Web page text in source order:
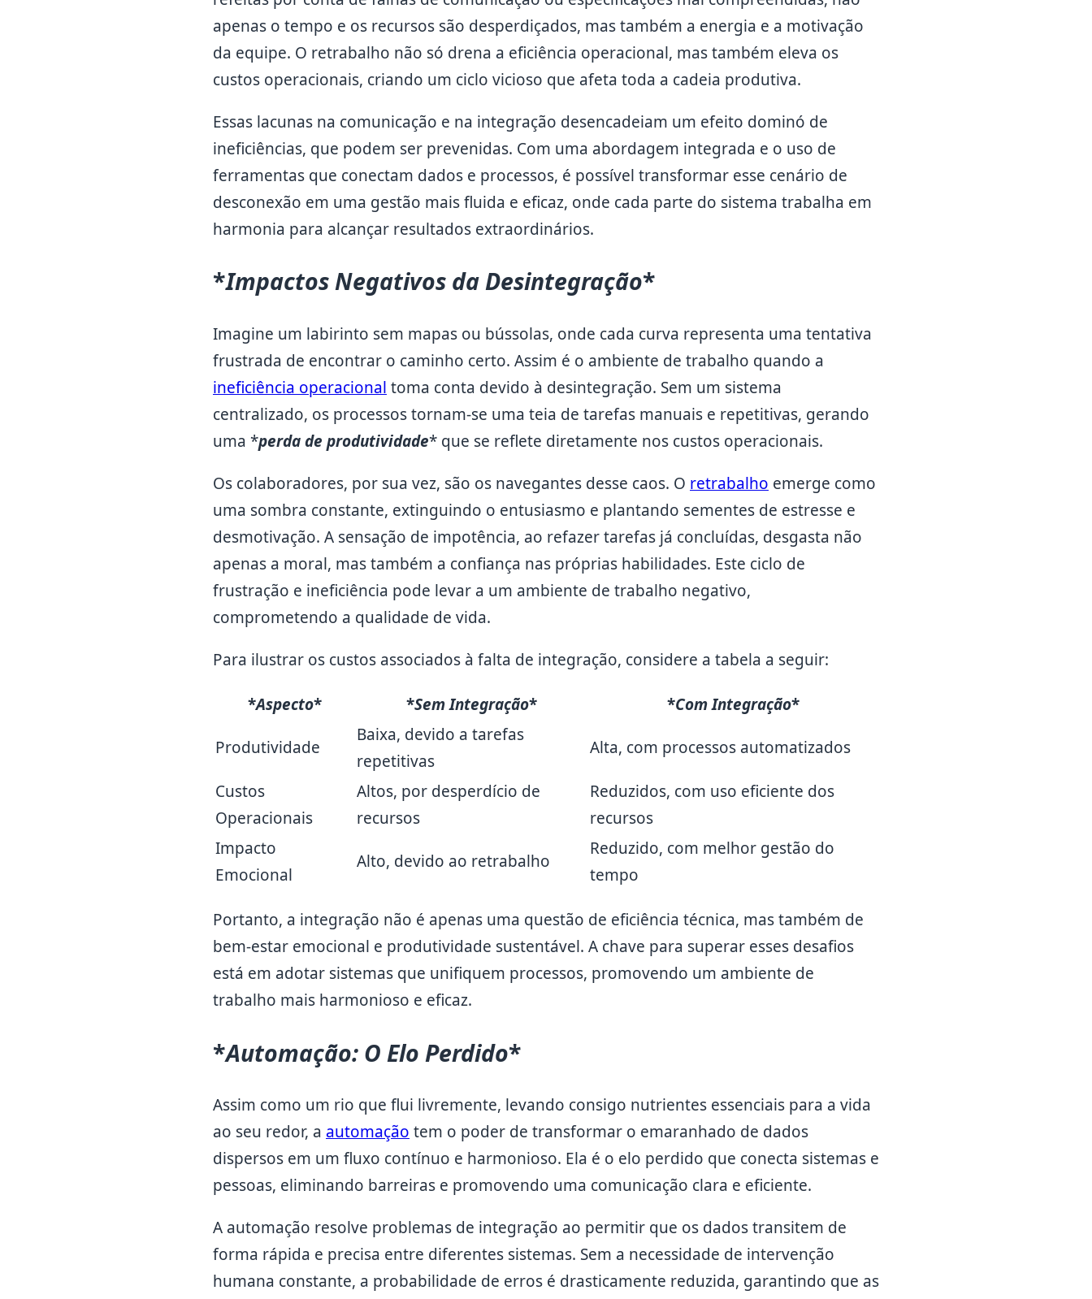
apenas o tempo e os recursos são desperdiçados, mas também a energia e a motivação
da equipe. O retrabalho não só drena a eficiência operacional, mas também eleva os
custos operacionais, criando um ciclo vicioso que afeta toda a cadeia produtiva.
Essas lacunas na comunicação e na integração desencadeiam um efeito dominó de
ineficiências, que podem ser prevenidas. Com uma abordagem integrada e o uso de
ferramentas que conectam dados e processos, é possível transformar esse cenário de
desconexão em uma gestão mais fluida e eficaz, onde cada parte do sistema trabalha em
harmonia para alcançar resultados extraordinários.
*Impactos Negativos da Desintegração*
Imagine um labirinto sem mapas ou bússolas, onde cada curva representa uma tentativa
frustrada de encontrar o caminho certo. Assim é o ambiente de trabalho quando a
ineficiência operacional toma conta devido à desintegração. Sem um sistema
centralizado, os processos tornam-se uma teia de tarefas manuais e repetitivas, gerando
uma *perda de produtividade* que se reflete diretamente nos custos operacionais.
Os colaboradores, por sua vez, são os navegantes desse caos. O retrabalho emerge como
uma sombra constante, extinguindo o entusiasmo e plantando sementes de estresse e
desmotivação. A sensação de impotência, ao refazer tarefas já concluídas, desgasta não
apenas a moral, mas também a confiança nas próprias habilidades. Este ciclo de
frustração e ineficiência pode levar a um ambiente de trabalho negativo,
comprometendo a qualidade de vida.
Para ilustrar os custos associados à falta de integração, considere a tabela a seguir:
*Aspecto* *SemIntegração* *ComIntegração*
Produtividade
Baixa, devido a tarefas
repetitivas
Alta, com processos automatizados
Custos
Operacionais
Altos, por desperdício de
recursos
Reduzidos, com uso eficiente dos
recursos
Impacto
Emocional
Alto, devido ao retrabalho
Reduzido, com melhor gestão do
tempo
Portanto, a integração não é apenas uma questão de eficiência técnica, mas também de
bem-estar emocional e produtividade sustentável. A chave para superar esses desafios
está em adotar sistemas que unifiquem processos, promovendo um ambiente de
trabalho mais harmonioso e eficaz.
*Automação: O Elo Perdido*
Assim como um rio que flui livremente, levando consigo nutrientes essenciais para a vida
ao seu redor, a automação tem o poder de transformar o emaranhado de dados
dispersos em um fluxo contínuo e harmonioso. Ela é o elo perdido que conecta sistemas e
pessoas, eliminando barreiras e promovendo uma comunicação clara e eficiente.
A automação resolve problemas de integração ao permitir que os dados transitem de
forma rápida e precisa entre diferentes sistemas. Sem a necessidade de intervenção
humana constante, a probabilidade de erros é drasticamente reduzida, garantindo que as